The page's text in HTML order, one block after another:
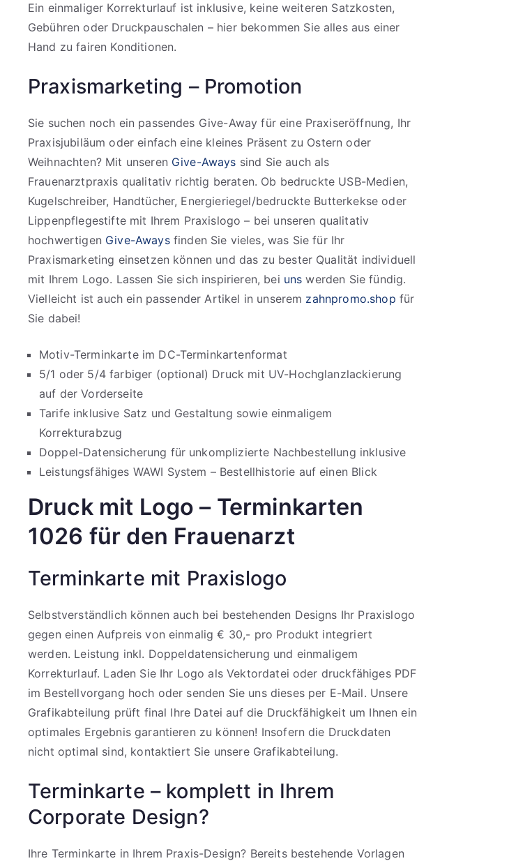
Ein einmaliger Korrekturlauf ist inklusive, keine weiteren Satzkosten,
Gebühren oder Druckpauschalen – hier bekommen Sie alles aus einer
Hand zu fairen Konditionen.
Praxismarketing – Promotion
Sie suchen noch ein passendes Give-Away für eine Praxiseröffnung, Ihr
Praxisjubiläum oder einfach eine kleines Präsent zu Ostern oder
Weihnachten? Mit unseren Give-Aways sind Sie auch als
Frauenarztpraxis qualitativ richtig beraten. Ob bedruckte USB-Medien,
Kugelschreiber, Handtücher, Energieriegel/bedruckte Butterkekse oder
Lippenpflegestifte mit Ihrem Praxislogo – bei unseren qualitativ
hochwertigen Give-Awaysfinden Sie vieles, was Sie für Ihr
Praxismarketing einsetzen können und das zu bester Qualität individuell
mit Ihrem Logo. Lassen Sie sich inspirieren, bei uns werden Sie fündig.
Vielleicht ist auch ein passender Artikel in unserem zahnpromo.shop für
Sie dabei!
Motiv-Terminkarte im DC-Terminkartenformat
5/1 oder 5/4 farbiger (optional) Druck mit UV-Hochglanzlackierung
auf der Vorderseite
Tarife inklusive Satz und Gestaltung sowie einmaligem
Korrekturabzug
Doppel-Datensicherung für unkomplizierte Nachbestellung inklusive
Leistungsfähiges WAWI System – Bestellhistorie auf einen Blick
Druck mit Logo – Terminkarten
1026 für den Frauenarzt
Terminkarte mit Praxislogo
Selbstverständlich können auch bei bestehenden Designs Ihr Praxislogo
gegen einen Aufpreis von einmalig € 30,- pro Produkt integriert
werden. Leistung inkl. Doppeldatensicherung und einmaligem
Korrekturlauf. Laden Sie Ihr Logo als Vektordatei oder druckfähiges PDF
im Bestellvorgang hoch oder senden Sie uns dieses per E-Mail. Unsere
Grafikabteilung prüft final Ihre Datei auf die Druckfähigkeit um Ihnen ein
optimales Ergebnis garantieren zu können! Insofern die Druckdaten
nicht optimal sind, kontaktiert Sie unsere Grafikabteilung.
Terminkarte – komplett in Ihrem
Corporate Design?
Ihre Terminkarte in Ihrem Praxis-Design? Bereits bestehende Vorlagen